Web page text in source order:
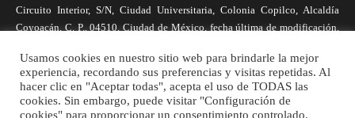
Circuito Interior, S/N, Ciudad Universitaria, Colonia Copilco, Alcaldía
Coyoacán, C. P., 04510, Ciudad de México, fecha última de modificación,
necesariamente reflejan la postura de la revista, ni de Universidad Nacional
Autónoma de México. Los autores son responsables de los contenidos de
sus artículos. Se autoriza la reproducción total o parcial de los textos aquí
publicados siempre y cuando se cite la fuente completa y la dirección
Usamos cookies en nuestro sitio web para brindarle la mejor
experiencia, recordando sus preferencias y visitas repetidas. Al
hacer clic en "Aceptar todas", acepta el uso de TODAS las
cookies. Sin embargo, puede visitar "Configuración de
cookies" para proporcionar un consentimiento controlado.